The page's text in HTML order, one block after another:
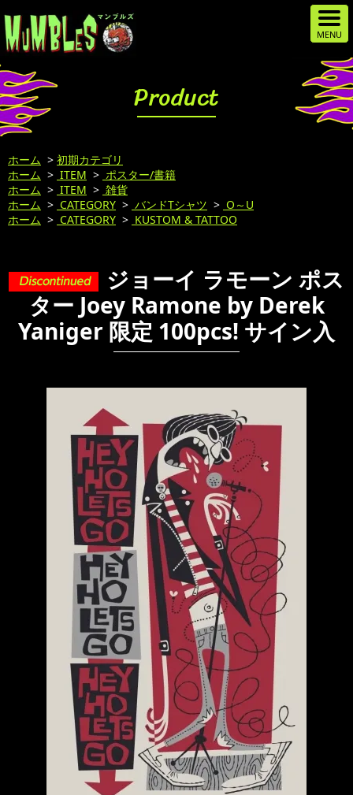
Product
ホーム > 初期カテゴリ
ホーム > ITEM > ポスター/書籍
ホーム > ITEM > 雑貨
ホーム > CATEGORY > バンドTシャツ > O～U
ホーム > CATEGORY > KUSTOM & TATTOO
ジョーイ ラモーン ポス
ター Joey Ramone by Derek
Yaniger 限定 100pcs! サイン入